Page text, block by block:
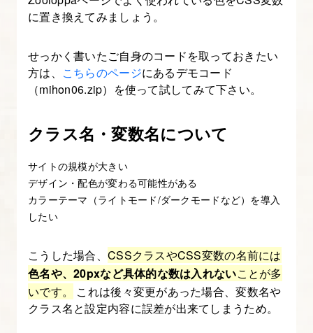
に置き換えてみましょう。
せっかく書いたご自身のコードを取っておきたい
方は、 こちらのページにあるデモコード
（mihon06.zip）を使って試してみて下さい。
クラス名・変数名について
サイトの規模が大きい
デザイン・配色が変わる可能性がある
カラーテーマ（ライトモード/ダークモードなど）を導入
したい
こうした場合、 CSSクラスやCSS変数の名前には
色名や、20pxなど具体的な数は入れないことが多
いです。
これは後々変更があった場合、変数名や
クラス名と設定内容に誤差が出来てしまうため。